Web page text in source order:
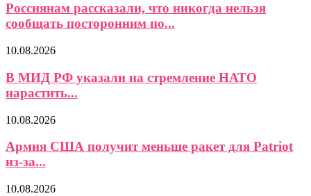
Россиянам рассказали, что никогда нельзя
сообщать посторонним по...
10.08.2026
В МИД РФ указали на стремление НАТО
нарастить...
10.08.2026
Армия США получит меньше ракет для Patriot
из-за...
10.08.2026